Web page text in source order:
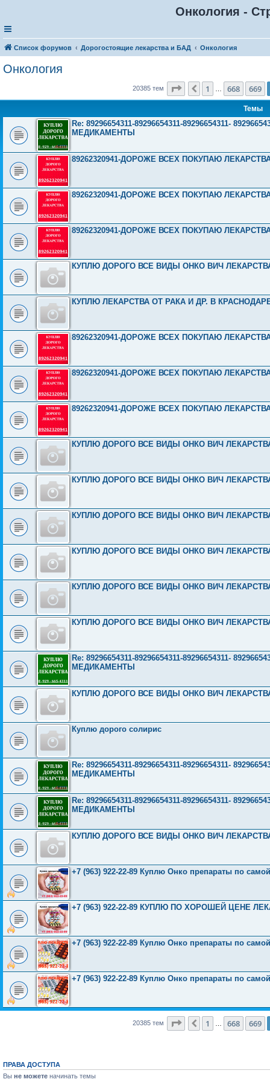
Онкология -
Список форумов Дорогостоящие лекарства и БАД Онкология
Онкология
20385 тем Страница 670из 816
Пред.
1 668 669
Темы
Re: 89296654311-89296654311-89296654311-
МЕДИКАМЕНТЫ
89262320941-ДОРОЖЕ ВСЕХ ПОКУПАЮ
89262320941-ДОРОЖЕ ВСЕХ ПОКУПАЮ
89262320941-ДОРОЖЕ ВСЕХ ПОКУПАЮ
КУПЛЮ ДОРОГО ВСЕ ВИДЫ ОНКО ВИЧ ЛЕКАРСТВА
КУПЛЮ ЛЕКАРСТВА ОТ РАКА И ДР. В
89262320941-ДОРОЖЕ ВСЕХ ПОКУПАЮ
89262320941-ДОРОЖЕ ВСЕХ ПОКУПАЮ
89262320941-ДОРОЖЕ ВСЕХ ПОКУПАЮ
КУПЛЮ ДОРОГО ВСЕ ВИДЫ ОНКО ВИЧ ЛЕКАРСТВА
КУПЛЮ ДОРОГО ВСЕ ВИДЫ ОНКО ВИЧ ЛЕКАРСТВА
КУПЛЮ ДОРОГО ВСЕ ВИДЫ ОНКО ВИЧ ЛЕКАРСТВА
КУПЛЮ ДОРОГО ВСЕ ВИДЫ ОНКО ВИЧ ЛЕКАРСТВА
КУПЛЮ ДОРОГО ВСЕ ВИДЫ ОНКО ВИЧ ЛЕКАРСТВА
КУПЛЮ ДОРОГО ВСЕ ВИДЫ ОНКО ВИЧ ЛЕКАРСТВА
Re: 89296654311-89296654311-89296654311-
МЕДИКАМЕНТЫ
КУПЛЮ ДОРОГО ВСЕ ВИДЫ ОНКО ВИЧ ЛЕКАРСТВА
Куплю дорого солирис
Re: 89296654311-89296654311-89296654311-
МЕДИКАМЕНТЫ
Re: 89296654311-89296654311-89296654311-
МЕДИКАМЕНТЫ
КУПЛЮ ДОРОГО ВСЕ ВИДЫ ОНКО ВИЧ ЛЕКАРСТВА
+7 (963) 922-22-89 Куплю Онко препараты по
+7 (963) 922-22-89 КУПЛЮ ПО ХОРОШЕЙ ЦЕНЕ
+7 (963) 922-22-89 Куплю Онко препараты по
+7 (963) 922-22-89 Куплю Онко препараты по
20385 тем Страница 670из 816
Пред.
1 668 669
ПРАВА ДОСТУПА
Вы не можете начинать темы